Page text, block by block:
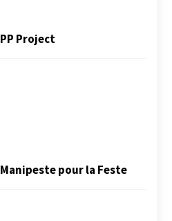
PP Project
Manipeste pour la Feste